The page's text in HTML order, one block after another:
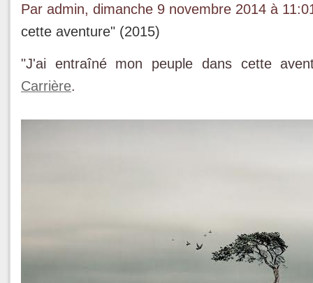
Par admin, dimanche 9 novembre 2014 à
cette aventure" (2015)
"J'ai entraîné mon peuple dans cette
Carrière.